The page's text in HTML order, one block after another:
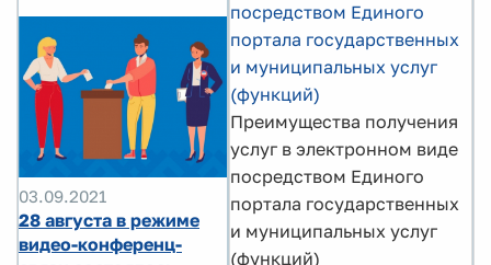
03.09.2021
28 августа в режиме
видео-конференц-
посредством Единого
портала государственных
и муниципальных услуг
(функций)
Преимущества получения
услуг в электронном виде
посредством Единого
портала государственных
и муниципальных услуг
(функций)